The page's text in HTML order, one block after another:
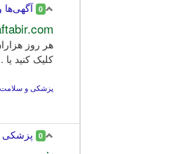
0
هر روز
کلیک کنید یا
پزشکی و سلامت
0